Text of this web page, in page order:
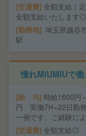
交通費 全額支給｜
全額支給いたします◎
勤務地 埼玉県越谷
駅
憧れMIUMIUで
給 与 時給1600円
円 実働7H×22日勤
一例です。ご経験に
交通費 全額支給◎